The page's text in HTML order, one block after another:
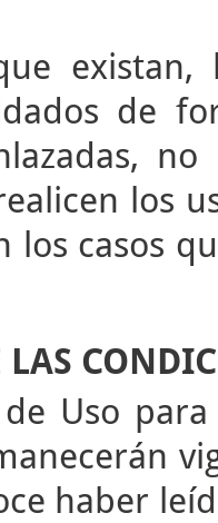
existan,
de
los
los casos
de Uso
haber